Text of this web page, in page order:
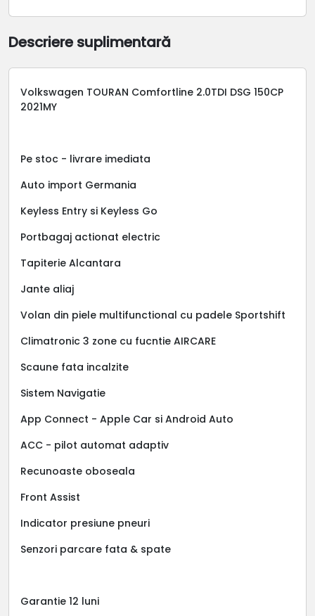
Descriere suplimentară
Volkswagen TOURAN Comfortline 2.0TDI DSG 150CP
2021MY
Pe stoc - livrare imediata
Auto import Germania
Keyless Entry si Keyless Go
Portbagaj actionat electric
Tapiterie Alcantara
Jante aliaj
Volan din piele multifunctional cu padele Sportshift
Climatronic 3 zone cu fucntie AIRCARE
Scaune fata incalzite
Sistem Navigatie
App Connect - Apple Car si Android Auto
ACC - pilot automat adaptiv
Recunoaste oboseala
Front Assist
Indicator presiune pneuri
Senzori parcare fata & spate
Garantie 12 luni